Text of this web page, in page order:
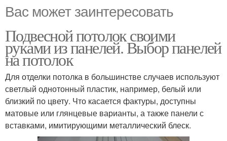
Вас может заинтересовать
Подвесной потолок своими
руками из панелей. Выбор панелей
на потолок
Для отделки потолка в большинстве случаев используют
светлый однотонный пластик, например, белый или
близкий по цвету. Что касается фактуры, доступны
матовые или глянцевые варианты, а также панели с
вставками, имитирующими металлический блеск.